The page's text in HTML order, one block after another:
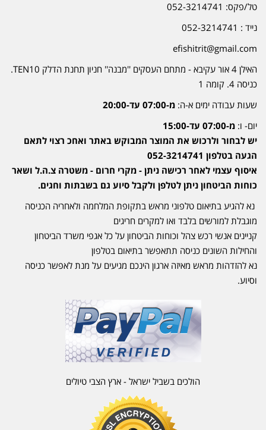
טל/פקס: 052-3214741
נייד : 052-3214741
efishitrit@gmail.com
האילן 4 אור עקיבא - מתחם העסקים ''מבנה'' חניון תחנת הדלק TEN10.
כניסה 4. קומה 1
שעות עבודה ימים א-ה: מ-07:00 עד-20:00
יום- ו: מ-07:00 עד-15:00
יש לבחור ולרכוש את המוצר המבוקש באתר ואחכ רצוי לתאם
הגעה בטלפון 052-3214741
איסוף עצמי לאחר רכישה ניתן - מקרי חרום - משטרה צ.ה.ל ושאר
כוחות הביטחון ניתן לטלפן ולקבל סיוע גם בשבתות וחגים.
נא להגיע בתיאום טלפוני מראש בתקופת המלחמה ולאחריה הכניסה
מוגבלת למורשים בלבד ואו למקרים חריגים
קניינים אנשי רכש צהל וכוחות הביטחון על כל אגפי משרד הביטחון
והחילות השונים כניסה תתאפשר בתיאום בטלפון
נא להזדהות מראש מאיזה ארגון הינכם מגיעים על מנת לאפשר כניסה
וסיוע.
הולכים בשביל ישראל - ארץ הצבי טיולים